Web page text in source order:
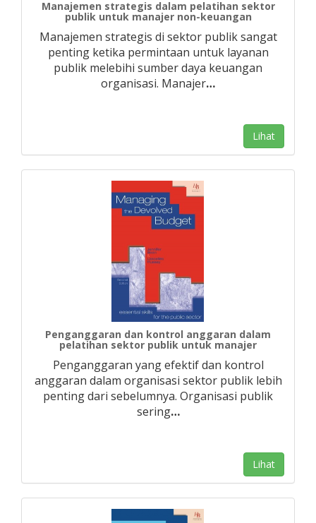
Manajemen strategis dalam pelatihan sektor
publik untuk manajer non-keuangan
Manajemen strategis di sektor publik sangat
penting ketika permintaan untuk layanan
publik melebihi sumber daya keuangan
organisasi. Manajer…
Lihat
Penganggaran dan kontrol anggaran dalam
pelatihan sektor publik untuk manajer
Penganggaran yang efektif dan kontrol
anggaran dalam organisasi sektor publik lebih
penting dari sebelumnya. Organisasi publik
sering…
Lihat